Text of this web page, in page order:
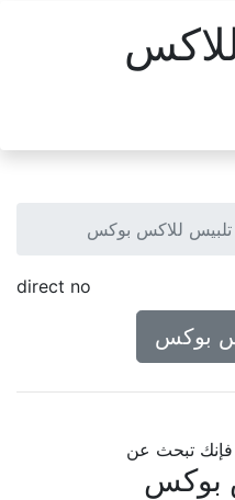
للاكس بوكس
direct no
بوكس
تبحث عن
بوكس